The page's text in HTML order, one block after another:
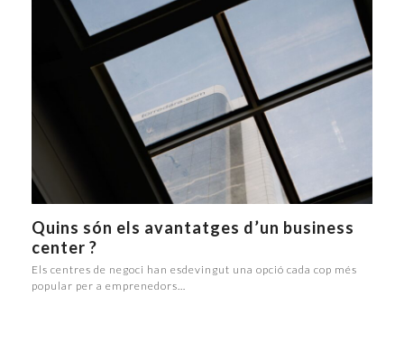
Quins són els avantatges d’un business
center ?
Els centres de negoci han esdevingut una opció cada cop més
popular per a emprenedors…